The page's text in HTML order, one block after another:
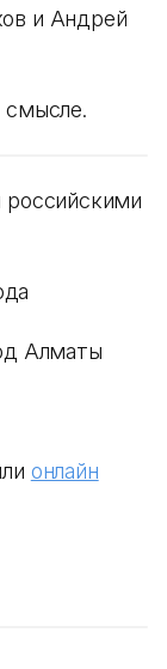
и Андрей
смысле.
российскими
Алматы
онлайн